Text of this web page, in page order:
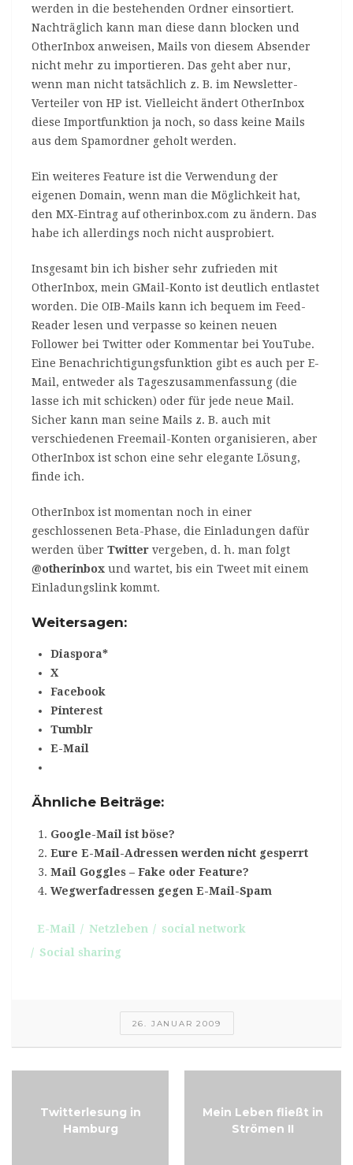
werden in die bestehenden Ordner einsortiert.
Nachträglich kann man diese dann blocken und
OtherInbox anweisen, Mails von diesem Absender
nicht mehr zu importieren. Das geht aber nur,
wenn man nicht tatsächlich z. B. im Newsletter-
Verteiler von HP ist. Vielleicht ändert OtherInbox
diese Importfunktion ja noch, so dass keine Mails
aus dem Spamordner geholt werden.
Ein weiteres Feature ist die Verwendung der
eigenen Domain, wenn man die Möglichkeit hat,
den MX-Eintrag auf otherinbox.com zu ändern. Das
habe ich allerdings noch nicht ausprobiert.
Insgesamt bin ich bisher sehr zufrieden mit
OtherInbox, mein GMail-Konto ist deutlich entlastet
worden. Die OIB-Mails kann ich bequem im Feed-
Reader lesen und verpasse so keinen neuen
Follower bei Twitter oder Kommentar bei YouTube.
Eine Benachrichtigungsfunktion gibt es auch per E-
Mail, entweder als Tageszusammenfassung (die
lasse ich mit schicken) oder für jede neue Mail.
Sicher kann man seine Mails z. B. auch mit
verschiedenen Freemail-Konten organisieren, aber
OtherInbox ist schon eine sehr elegante Lösung,
finde ich.
OtherInbox ist momentan noch in einer
geschlossenen Beta-Phase, die Einladungen dafür
werden über Twitter vergeben, d. h. man folgt
@otherinbox und wartet, bis ein Tweet mit einem
Einladungslink kommt.
Weitersagen:
Diaspora*
X
Facebook
Pinterest
Tumblr
E-Mail
Ähnliche Beiträge:
Google-Mail ist böse?
Eure E-Mail-Adressen werden nicht gesperrt
Mail Goggles – Fake oder Feature?
Wegwerfadressen gegen E-Mail-Spam
E-Mail Netzleben
social network
Social sharing
26. JANUAR 2009
Twitterlesung in
Hamburg
Mein Leben fließt in
Strömen II